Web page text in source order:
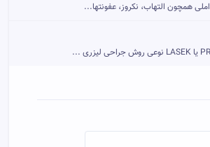
همچون التهاب، نکروز، عفونتها...